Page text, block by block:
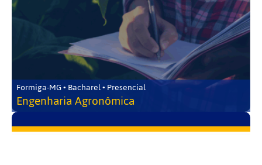
Formiga-MG • Bacharel • Presencial
Engenharia Agronômica